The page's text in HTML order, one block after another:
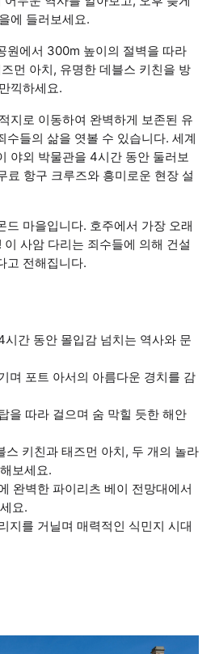
에 들러보세요.
원에서 300m 높이의 절벽을 따라
먼 아치, 유명한 데블스 키친을 방
끽하세요.
지로 이동하여 완벽하게 보존된 유
수들의 삶을 엿볼 수 있습니다. 세계
야외 박물관을 4시간 동안 둘러보
료 항구 크루즈와 흥미로운 현장 설
드 마을입니다. 호주에서 가장 오래
사암 다리는 죄수들에 의해 건설
고 전해집니다.
간 동안 몰입감 넘치는 역사와 문
며 포트 아서의 아름다운 경치를 감
을 따라 걸으며 숨 막힐 듯한 해안
스 키친과 태즈먼 아치, 두 개의 놀라
보세요.
완벽한 파이리츠 베이 전망대에서
요.
지를 거닐며 매력적인 식민지 시대